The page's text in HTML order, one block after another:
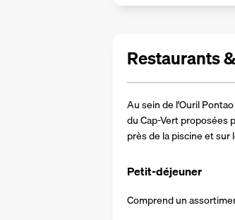
Restaurants
Au sein de l'Ouril
du Cap-Vert proposées
près de la piscine et
Petit-déjeuner
Comprend un